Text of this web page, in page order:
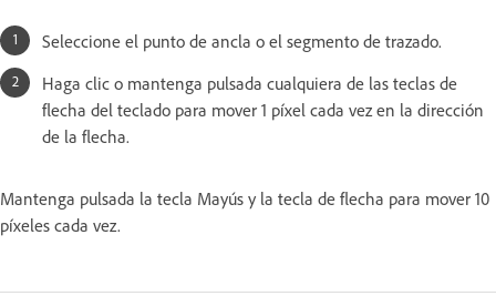
Seleccione el punto de ancla o el segmento de trazado.
Haga clic o mantenga pulsada cualquiera de las teclas de
flecha del teclado para mover 1 píxel cada vez en la dirección
de la flecha.
Mantenga pulsada la tecla Mayús y la tecla de flecha para mover 10
píxeles cada vez.